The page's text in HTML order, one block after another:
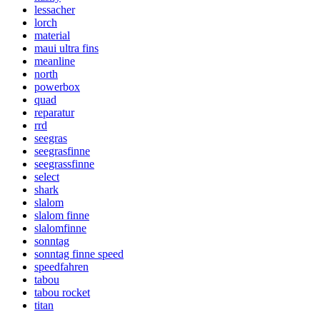
lessacher
lorch
material
maui ultra fins
meanline
north
powerbox
quad
reparatur
rrd
seegras
seegrasfinne
seegrassfinne
select
shark
slalom
slalom finne
slalomfinne
sonntag
sonntag finne speed
speedfahren
tabou
tabou rocket
titan